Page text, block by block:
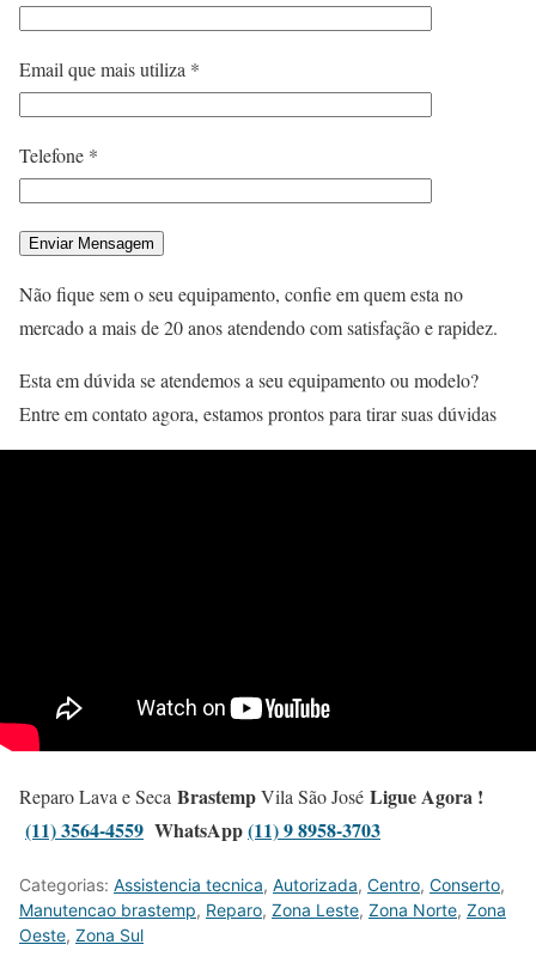
Email que mais utiliza *
Telefone *
Não fique sem o seu equipamento, confie em quem esta no
mercado a mais de 20 anos atendendo com satisfação e rapidez.
Esta em dúvida se atendemos a seu equipamento ou modelo?
Entre em contato agora, estamos prontos para tirar suas dúvidas
Reparo Lava e Seca BrastempVila São José Ligue Agora !
(11) 3564-4559 WhatsApp(11) 9 8958-3703
Categorias: Assistencia tecnica, Autorizada, Centro, Conserto,
Manutencao brastemp, Reparo, Zona Leste, Zona Norte, Zona
Oeste, Zona Sul